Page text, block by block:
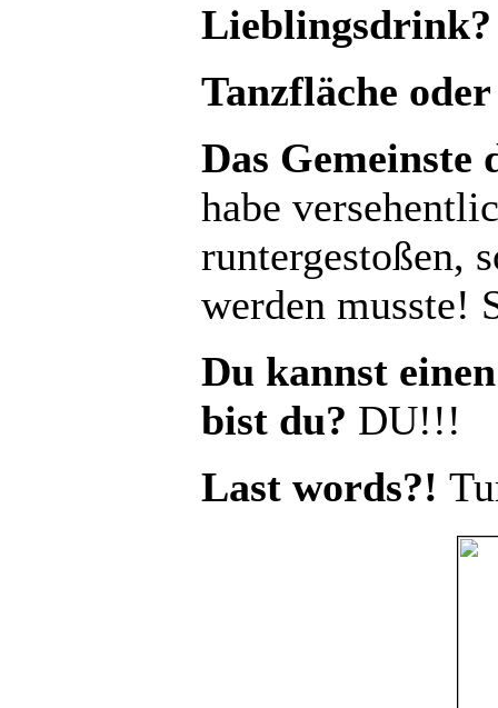
Lieblingsdrink?
Tanzfläche
Das Gemeinste
habe
runtergestoßen,
werden musste!
Du kannst
bist du? DU!!!
Last words?!